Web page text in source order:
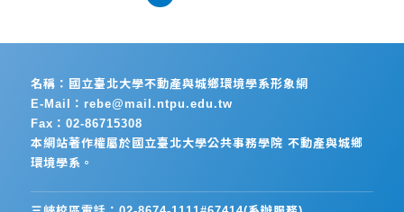
名稱：國立臺北大學不動產與城鄉環境學系形象網
E-Mail：rebe@mail.ntpu.edu.tw
Fax：02-86715308
本網站著作權屬於國立臺北大學公共事務學院 不動產與城鄉
環境學系。